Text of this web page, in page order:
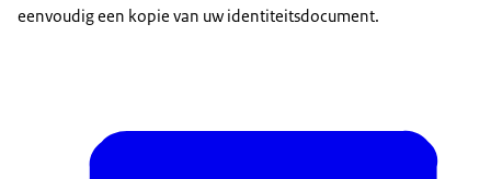
eenvoudig een kopie van uw identiteitsdocument.